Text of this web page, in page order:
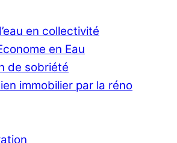
en collectivité
en Eau
de sobriété
immobilier par la réno